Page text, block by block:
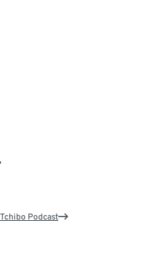
Podcast